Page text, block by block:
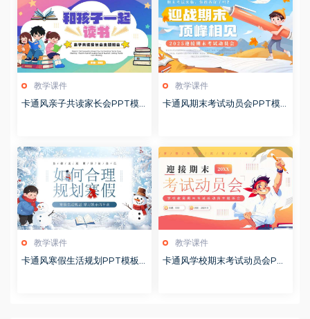
教学课件
卡通风亲子共读家长会PPT模
教学课件
卡通风期末考试动员会PPT模
教学课件
卡通风寒假生活规划PPT模板2
教学课件
卡通风学校期末考试动员会PP